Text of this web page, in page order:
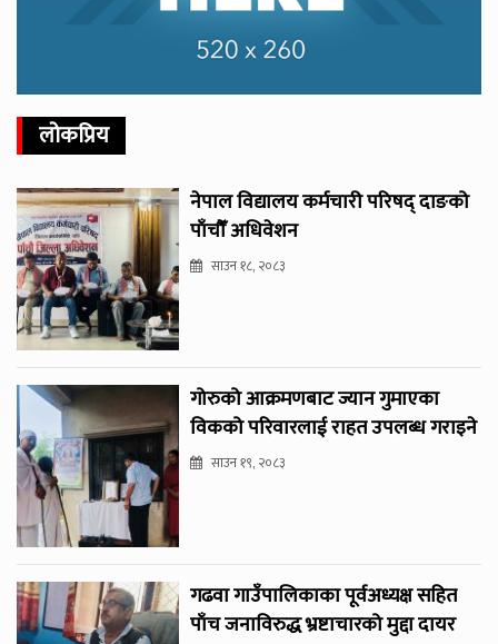
लोकप्रिय
नेपाल विद्यालय कर्मचारी परिषद् दाङको
पाँचौँ अधिवेशन
साउन १८, २०८३
गोरुको आक्रमणबाट ज्यान गुमाएका
विकको परिवारलाई राहत उपलब्ध गराइने
साउन १९, २०८३
गढवा गाउँपालिकाका पूर्वअध्यक्ष सहित
पाँच जनाविरुद्ध भ्रष्टाचारको मुद्दा दायर